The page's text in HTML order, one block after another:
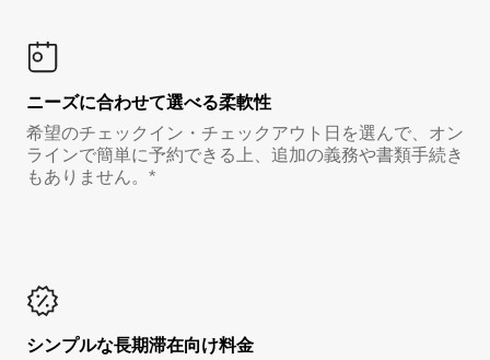
ニーズに合わせて選べる柔軟性
希望のチェックイン・チェックアウト日を選んで、オン
ラインで簡単に予約できる上、追加の義務や書類手続き
もありません。*
シンプルな長期滞在向け料金